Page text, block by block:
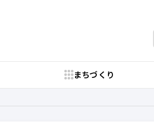
まちづくり